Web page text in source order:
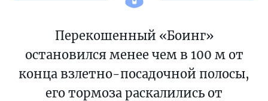
Перекошенный «Боинг»
остановился менее чем в 100 м от
конца взлетно-посадочной полосы,
его тормоза раскалились от